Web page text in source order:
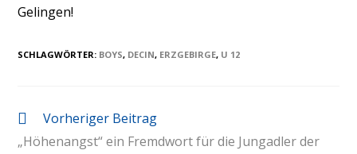
Gelingen!
SCHLAGWÖRTER: BOYS, DECIN, ERZGEBIRGE, U 12
Vorheriger Beitrag
„Höhenangst“ ein Fremdwort für die Jungadler der